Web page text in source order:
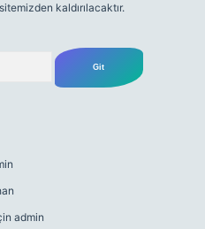
kaldırılacaktır.
admin